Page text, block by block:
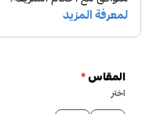
المقاس*
اختر